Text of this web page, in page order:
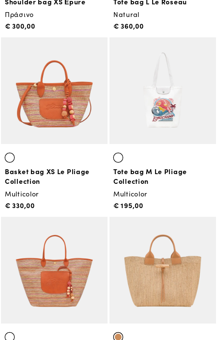
Πράσινο
€ 300,00
Natural
€ 360,00
Basket bag XS Le Pliage
Collection
Multicolor
€ 330,00
Tote bag M Le Pliage
Collection
Multicolor
€ 195,00